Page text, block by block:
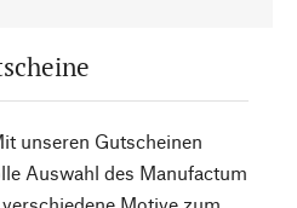
unseren Gutscheinen
Auswahl des Manufactum